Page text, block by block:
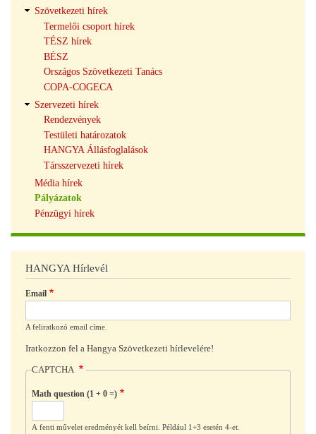
Szövetkezeti hírek
Termelői csoport hírek
TÉSZ hírek
BÉSZ
Országos Szövetkezeti Tanács
COPA-COGECA
Szervezeti hírek
Rendezvények
Testületi határozatok
HANGYA Állásfoglalások
Társszervezeti hírek
Média hírek
Pályázatok
Pénzügyi hírek
HANGYA Hírlevél
Email
A feliratkozó email címe.
Iratkozzon fel a Hangya Szövetkezeti hírlevelére!
CAPTCHA
Math question (1 + 0 =)
A fenti művelet eredményét kell beírni. Például 1+3 esetén 4-et.